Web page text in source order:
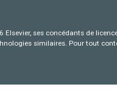
ses concédants de
similaires. Pour tout